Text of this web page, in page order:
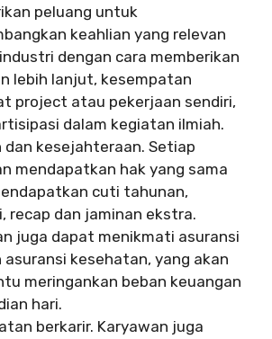
peluang untuk
keahlian yang relevan
dengan cara memberikan
lebih lanjut, kesempatan
project atau pekerjaan sendiri,
dalam kegiatan ilmiah.
dan kesejahteraan. Setiap
mendapatkan hak yang sama
cuti tahunan,
recap dan jaminan ekstra.
juga dapat menikmati asuransi
asuransi kesehatan, yang akan
meringankan beban keuangan
hari.
berkarir. Karyawan juga